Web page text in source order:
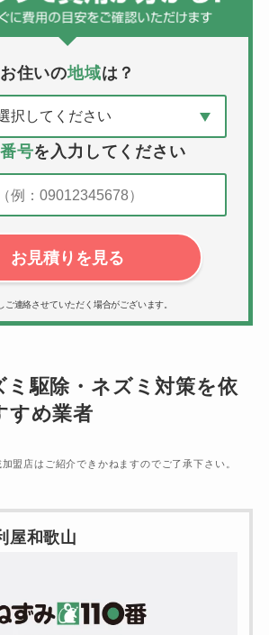
お住いの地域は？
号を入力してください
お見積りを見る
連絡させていただく場合がございます。
ミ駆除・ネズミ対策を依
すめ業者
盟店はご紹介できかねますのでご了承下さい。
屋和歌山